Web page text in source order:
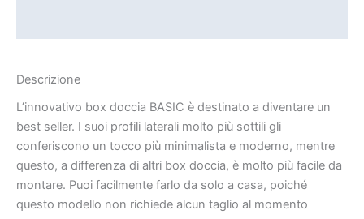
Descrizione
L’innovativo box doccia BASIC è destinato a diventare un
best seller. I suoi profili laterali molto più sottili gli
conferiscono un tocco più minimalista e moderno, mentre
questo, a differenza di altri box doccia, è molto più facile da
montare. Puoi facilmente farlo da solo a casa, poiché
questo modello non richiede alcun taglio al momento